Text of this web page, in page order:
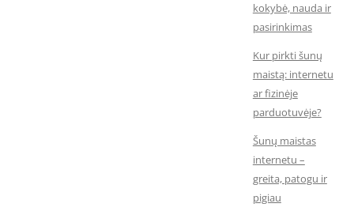
kokybė, nauda ir
pasirinkimas
Kur pirkti šunų
maistą: internetu
ar fizinėje
parduotuvėje?
Šunų maistas
internetu –
greita, patogu ir
pigiau